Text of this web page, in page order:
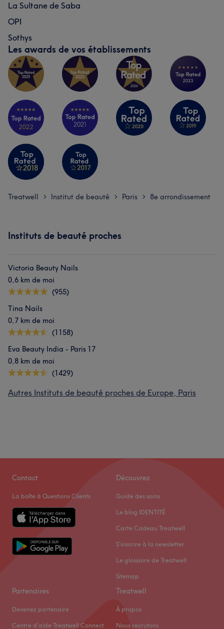
La Sultane de Saba
OPI
Sothys
Les awards de vos établissements
Treatwell > Institut de beauté > Paris > 8e arrondissement
Instituts de beauté proches
Victoria Beauty Nails
0,6 km de moi
(955)
Tina Nails
0,7 km de moi
(1158)
Eva Beauty India - Paris 17
0,8 km de moi
(1429)
Autres Instituts de beauté proches de Europe, Paris
Contact
La boîte à Questions Clients
Découvrez
Guide des soins
Le blog IDENTITÉ
Carte Cadeau Treatwell
S'inscrire à la newsletter
Le glossaire de Treatwell
Sitemap
Partenaires
Devenez partenaire
Centre d'aide Treatwell Connect
Treatwell
À propos
Nous recrutons